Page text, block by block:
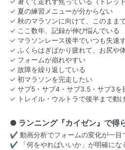
✓ 夏の練習メニューが分からない
✓ 秋のマラソンに向けて、このまま
✓ ここ数年、記録が伸び悩んでいる
✓ マラソンレース後半でいつも失速
✓ ふくらはぎばかり疲れて、お尻や
✓ フォームが崩れやすい
✓ 故障を繰り返している
✓ 初マラソンを完走したい
✓ サブ5・サブ4・サブ3.5・サブ3を
✓ トレイル・ウルトラで後半まで動
● ランニング『カイゼン』で得
✔ 動画分析でフォームの変化が一目
✔ 「何をやればいいか」が明確にな